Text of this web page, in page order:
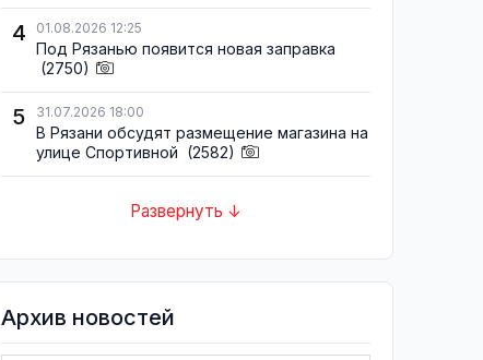
4 01.08.2026 12:25
Под Рязанью появится новая заправка
(2750)
5 31.07.2026 18:00
В Рязани обсудят размещение магазина на
улице Спортивной (2582)
Развернуть ↓
Архив новостей